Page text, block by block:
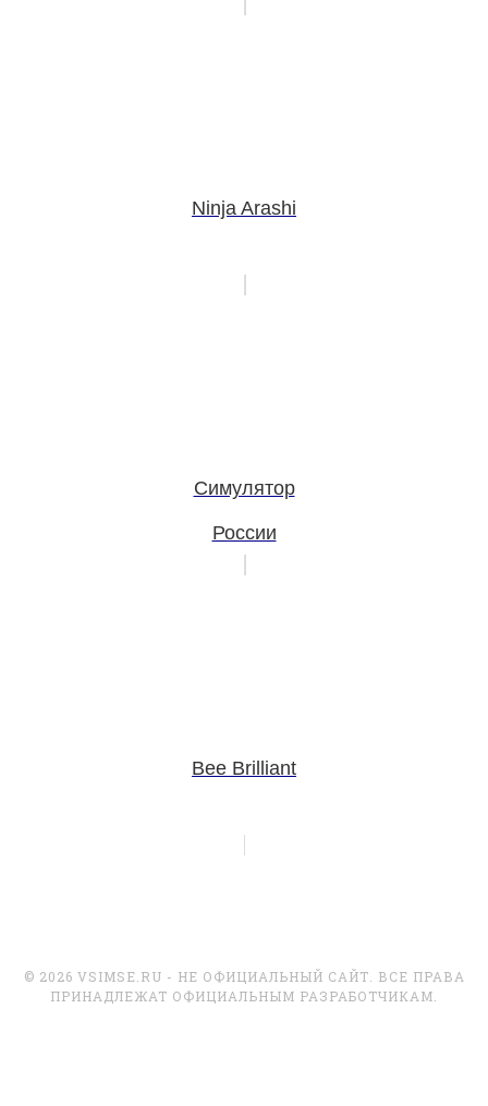
Ninja Arashi
Симулятор
России
Bee Brilliant
© 2026 VSIMSE.RU - НЕ ОФИЦИАЛЬНЫЙ САЙТ. ВСЕ ПРАВА
ПРИНАДЛЕЖАТ ОФИЦИАЛЬНЫМ РАЗРАБОТЧИКАМ.